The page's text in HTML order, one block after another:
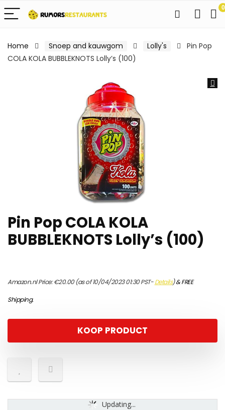
0
Home Snoep and kauwgom Lolly's
Pin Pop
COLA KOLA BUBBLEKNOTS Lolly’s (100)
Pin Pop COLA KOLA
BUBBLEKNOTS Lolly’s (100)
Amazon.nl Price:€20.00(as of 10/04/2023 01:30 PST-Details)&FREE
Shipping.
KOOP PRODUCT
Updating...